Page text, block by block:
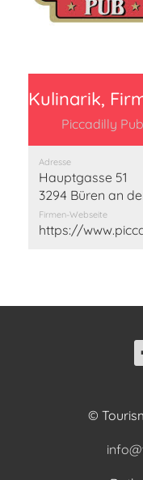
Piccadilly Pub
Adresse
Hauptgasse 51
3294 Büren an
Firmen-Webseite
https://
©